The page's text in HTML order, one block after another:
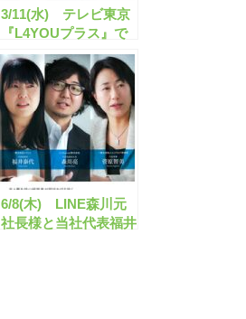
3/11(水) テレビ東京
『L4YOUプラス』で
「のりかえ便利マッ
プ｣をご紹介いただき
ました。
6/8(木) LINE森川元
社長様と当社代表福井